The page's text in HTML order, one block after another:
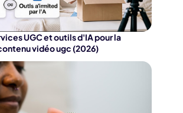
UGC et outils d'IA pour la
vidéo ugc (2026)